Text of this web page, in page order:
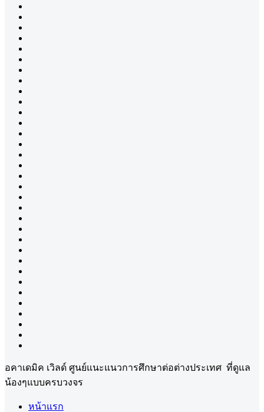
อคาเดมิค เวิลด์ ศูนย์แนะแนวการศึกษาต่อต่างประเทศ ที่ดูแล
น้องๆแบบครบวงจร
หน้าแรก